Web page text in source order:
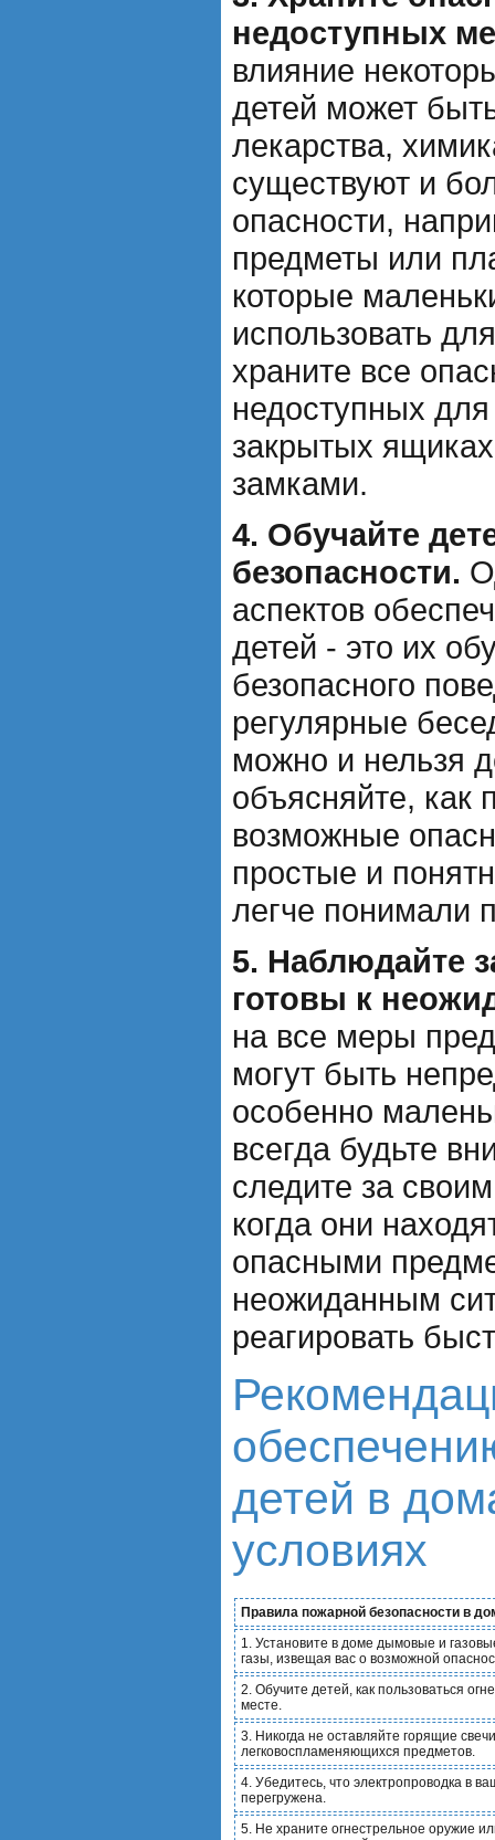
недоступных
влияние
детей может
лекарства,
существуют и
опасности,
предметы или
которые
использовать
храните все
недоступных
закрытых
замками.
4. Обучайте
безопасности.
аспектов
детей - это их
безопасного
регулярные
можно и нельзя
объясняйте, как
возможные
простые и
легче понимали
5. Наблюдайте
готовы к
на все меры
могут быть
особенно
всегда будьте
следите за
когда они
опасными
неожиданным
реагировать
детей в
условиях
Правила пожарной безопасности в
1. Установите в доме дымовые и
газы, извещая вас о возможной
2. Обучите детей, как пользоваться
месте.
3. Никогда не оставляйте горящие
легковоспламеняющихся предметов.
4. Убедитесь, что электропроводка в
перегружена.
5. Не храните огнестрельное оружие